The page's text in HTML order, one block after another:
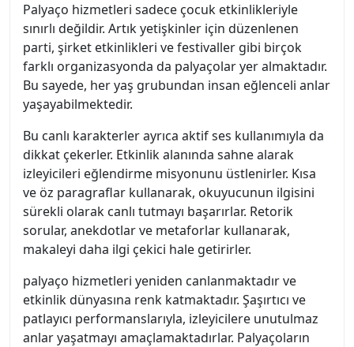
Palyaço hizmetleri sadece çocuk etkinlikleriyle
sınırlı değildir. Artık yetişkinler için düzenlenen
parti, şirket etkinlikleri ve festivaller gibi birçok
farklı organizasyonda da palyaçolar yer almaktadır.
Bu sayede, her yaş grubundan insan eğlenceli anlar
yaşayabilmektedir.
Bu canlı karakterler ayrıca aktif ses kullanımıyla da
dikkat çekerler. Etkinlik alanında sahne alarak
izleyicileri eğlendirme misyonunu üstlenirler. Kısa
ve öz paragraflar kullanarak, okuyucunun ilgisini
sürekli olarak canlı tutmayı başarırlar. Retorik
sorular, anekdotlar ve metaforlar kullanarak,
makaleyi daha ilgi çekici hale getirirler.
palyaço hizmetleri yeniden canlanmaktadır ve
etkinlik dünyasına renk katmaktadır. Şaşırtıcı ve
patlayıcı performanslarıyla, izleyicilere unutulmaz
anlar yaşatmayı amaçlamaktadırlar. Palyaçoların